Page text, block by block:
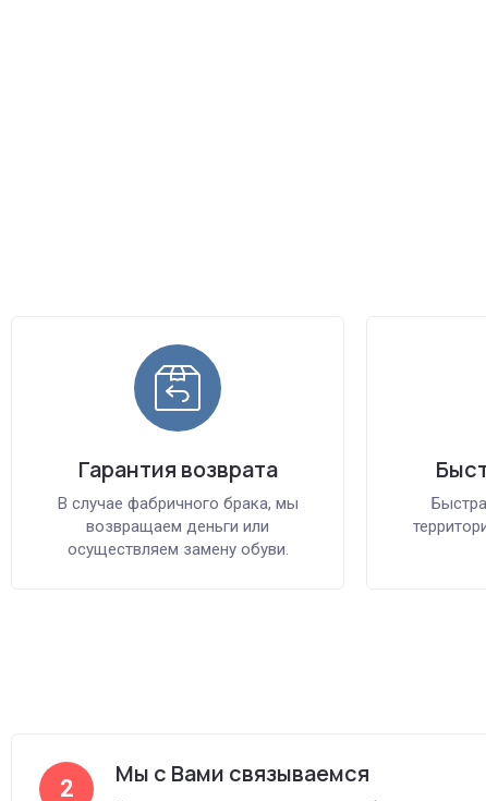
Гарантия возврата
В случае фабричного брака, мы
возвращаем деньги или
осуществляем замену обуви.
2
Мы с Вами связываемся